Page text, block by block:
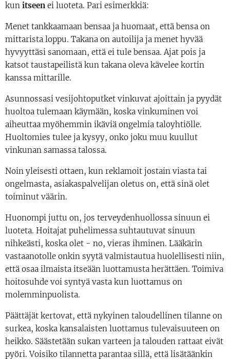
kun itseen ei luoteta. Pari esimerkkiä:
Menet tankkaamaan bensaa ja huomaat, että bensa on
mittarista loppu. Takana on autoilija ja menet hyvää
hyvyyttäsi sanomaan, että ei tule bensaa. Ajat pois ja
katsot taustapeilistä kun takana oleva kävelee kortin
kanssa mittarille.
Asunnossasi vesijohtoputket vinkuvat ajoittain ja pyydät
huoltoa tulemaan käymään, koska vinkuminen voi
aiheuttaa myöhemmin ikäviä ongelmia taloyhtiölle.
Huoltomies tulee ja kysyy, onko joku muu kuullut
vinkunan samassa talossa.
Noin yleisesti ottaen, kun reklamoit jostain viasta tai
ongelmasta, asiakaspalvelijan oletus on, että sinä olet
toiminut väärin.
Huonompi juttu on, jos terveydenhuollossa sinuun ei
luoteta. Hoitajat puhelimessa suhtautuvat sinuun
nihkeästi, koska olet - no, vieras ihminen. Lääkärin
vastaanotolle onkin syytä valmistautua huolellisesti niin,
että osaa ilmaista itseään luottamusta herättäen. Toimiva
hoitosuhde voi syntyä vasta kun luottamus on
molemminpuolista.
Päättäjät kertovat, että nykyinen taloudellinen tilanne on
surkea, koska kansalaisten luottamus tulevaisuuteen on
heikko. Säästetään sukan varteen ja talouden rattaat eivät
pyöri. Voisiko tilannetta parantaa sillä, että lisätäänkin